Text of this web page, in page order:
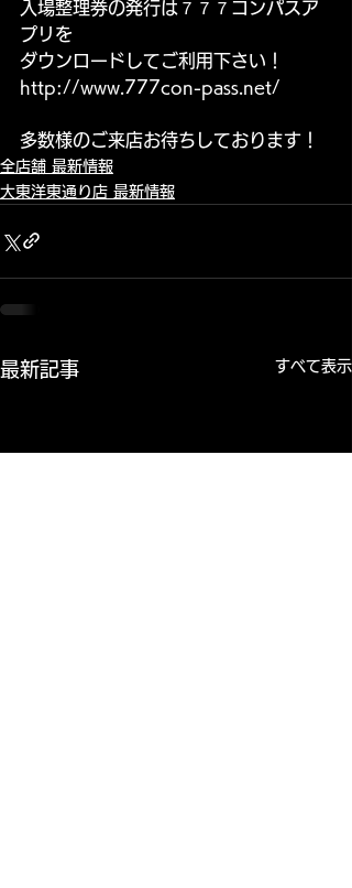
入場整理券の発行は７７７コンパスア
プリを
ダウンロードしてご利用下さい！
http://www.777con-pass.net/
多数様のご来店お待ちしております！
全店舗 最新情報
大東洋東通り店 最新情報
最新記事 すべて表示